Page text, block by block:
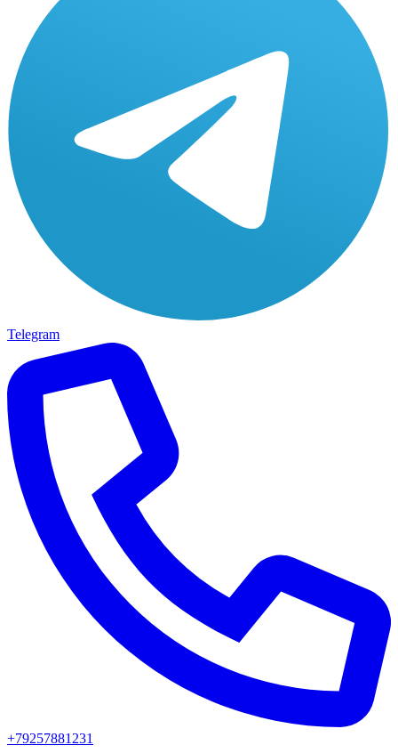
Telegram
+79257881231